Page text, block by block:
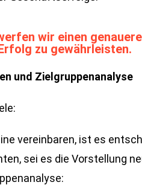
wir einen
zu gewährleisten.
und Zielgruppenanalyse
vereinbaren, ist es
sei es die Vorstellung